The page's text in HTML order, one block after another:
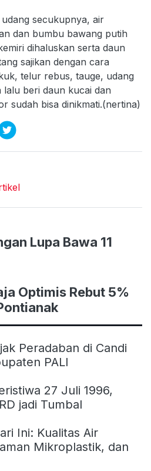
secukupnya, air
dan bumbu bawang putih
dihaluskan serta daun
sajikan dengan cara
telur rebus, tauge, udang
beri daun kucai dan
sudah bisa dinikmati.(nertina)
Lupa Bawa 11
Optimis Rebut 5%
Peradaban di Candi
PALI
27 Juli 1996,
jadi Tumbal
Ini: Kualitas Air
Mikroplastik, dan